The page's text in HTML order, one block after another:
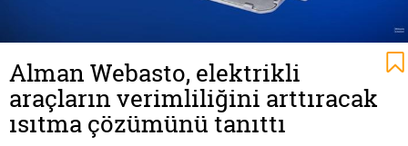
Alman Webasto, elektrikli
araçların verimliliğini arttıracak
ısıtma çözümünü tanıttı